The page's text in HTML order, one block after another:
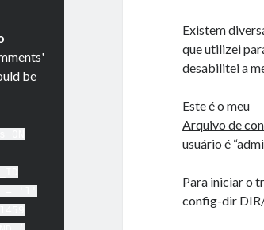
be
Existem
que utilizei
desabilitei a
Este é o meu
Arquivo de
usuário é
Para iniciar o
config-dir